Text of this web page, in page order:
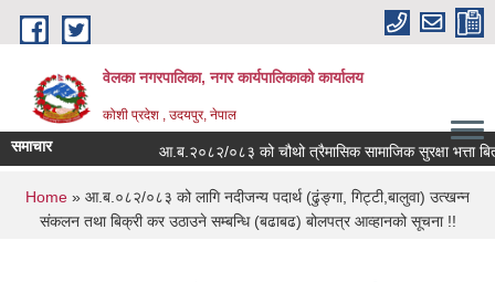
Skip to main content
वेलका नगरपालिका, नगर कार्यपालिकाको कार्यालय
कोशी प्रदेश , उदयपुर, नेपाल
समाचार आ.ब.२०८२/०८३ को चौथो त्रैमासिक सामाजिक सुरक्षा भत्ता बितरण
You are here
Home » आ.ब.०८२/०८३ को लागि नदीजन्य पदार्थ (ढुंङ्गा, गिट्टी,बालुवा) उत्खन्न
संकलन तथा बिक्री कर उठाउने सम्बन्धि (बढाबढ) बोलपत्र आव्हानको सूचना !!